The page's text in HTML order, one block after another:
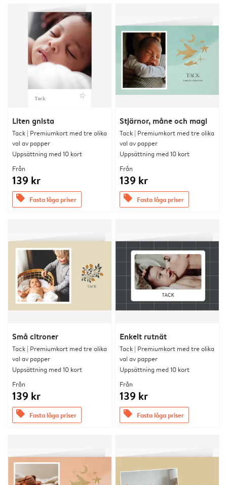
Liten gnista
Tack | Premiumkort med tre olika
val av papper
Uppsättning med 10 kort
Från
139 kr
offers Fasta låga priser
Stjärnor, måne och magi
Tack | Premiumkort med tre olika
val av papper
Uppsättning med 10 kort
Från
139 kr
offers Fasta låga priser
Små citroner
Tack | Premiumkort med tre olika
val av papper
Uppsättning med 10 kort
Från
139 kr
offers Fasta låga priser
Enkelt rutnät
Tack | Premiumkort med tre olika
val av papper
Uppsättning med 10 kort
Från
139 kr
offers Fasta låga priser